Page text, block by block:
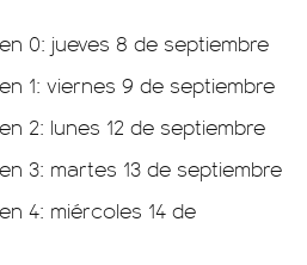
0: jueves 8 de septiembre
1: viernes 9 de septiembre
2: lunes 12 de septiembre
3: martes 13 de septiembre
4: miércoles 14 de